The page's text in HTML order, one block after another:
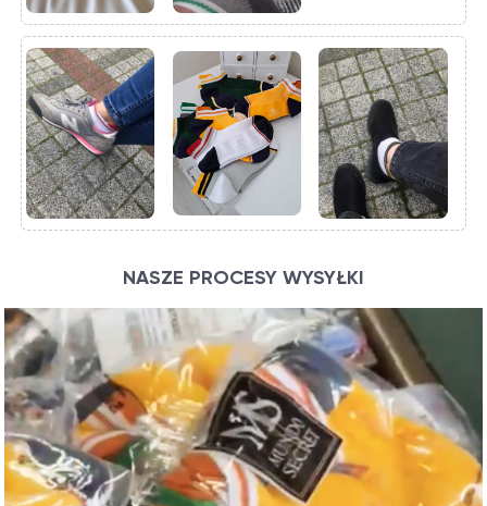
NASZE PROCESY WYSYŁKI